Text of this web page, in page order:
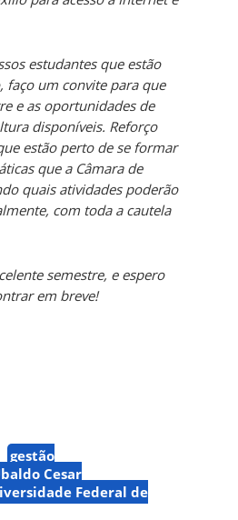
estudantes que estão
faço um convite para que
e as oportunidades de
disponíveis. Reforço
estão perto de se formar
que a Câmara de
quais atividades poderão
com toda a cautela
semestre, e espero
em breve!
gestão
Cesar
Federal de